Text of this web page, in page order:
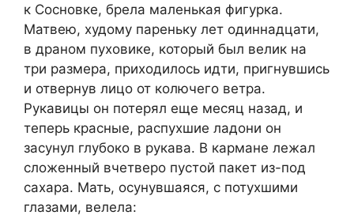
к Сосновке, брела маленькая фигурка.
Матвею, худому пареньку лет одиннадцати,
в драном пуховике, который был велик на
три размера, приходилось идти, пригнувшись
и отвернув лицо от колючего ветра.
Рукавицы он потерял еще месяц назад, и
теперь красные, распухшие ладони он
засунул глубоко в рукава. В кармане лежал
сложенный вчетверо пустой пакет из-под
сахара. Мать, осунувшаяся, с потухшими
глазами, велела: